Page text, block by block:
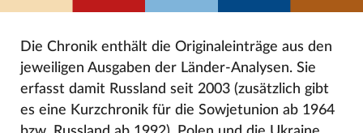
Die Chronik enthält die Originaleinträge aus den
jeweiligen Ausgaben der Länder-Analysen. Sie
erfasst damit Russland seit 2003 (zusätzlich gibt
es eine Kurzchronik für die Sowjetunion ab 1964